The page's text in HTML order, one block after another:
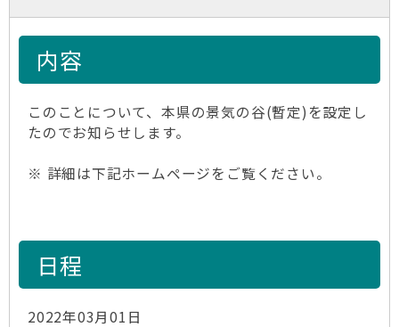
内容
このことについて、本県の景気の谷(暫定)を設定し
たのでお知らせします。
※ 詳細は下記ホームページをご覧ください。
日程
2022年03月01日